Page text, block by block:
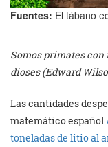
Fuentes: El tábano
Somos primates
dioses (Edward
Las cantidades
matemático español
toneladas de litio al